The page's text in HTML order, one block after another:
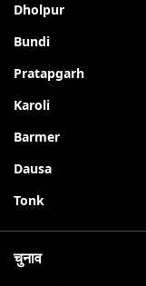
Dholpur
Bundi
Pratapgarh
Karoli
Barmer
Dausa
Tonk
चुनाव